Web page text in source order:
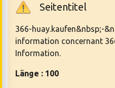
Seitentitel
366-huay.kaufen&nbsp;-
information concernant
Information.
Länge : 100